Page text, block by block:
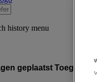
history menu
geplaatst